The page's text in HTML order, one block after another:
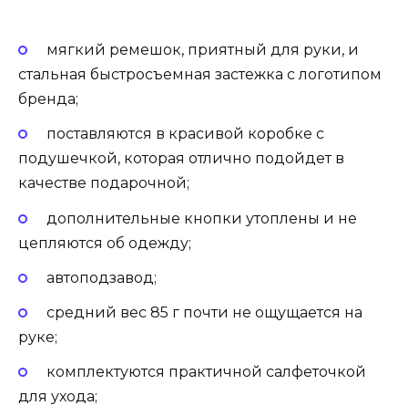
мягкий ремешок, приятный для руки, и
стальная быстросъемная застежка с логотипом
бренда;
поставляются в красивой коробке с
подушечкой, которая отлично подойдет в
качестве подарочной;
дополнительные кнопки утоплены и не
цепляются об одежду;
автоподзавод;
средний вес 85 г почти не ощущается на
руке;
комплектуются практичной салфеточкой
для ухода;